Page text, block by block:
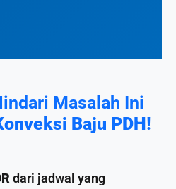
Masalah Ini
Baju PDH!
dari jadwal yang